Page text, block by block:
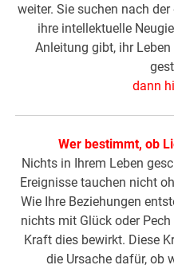
weiter. Sie suchen nach
ihre intellektuelle
Anleitung gibt, ihr
dann
Wer bestimmt, ob
Nichts in Ihrem Leben
Ereignisse tauchen nicht
Wie Ihre Beziehungen
nichts mit Glück oder
Kraft dies bewirkt. Diese
die Ursache dafür, ob